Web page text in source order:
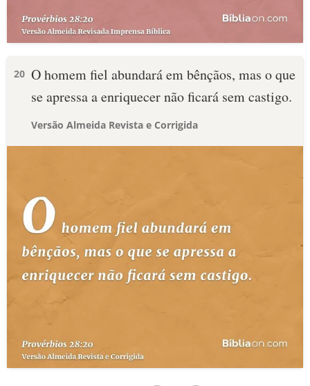
20 O homem fiel abundará em bênçãos, mas o que
se apressa a enriquecer não ficará sem castigo.
Versão Almeida Revista e Corrigida